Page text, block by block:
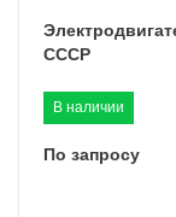
СССР
В наличии
По запросу